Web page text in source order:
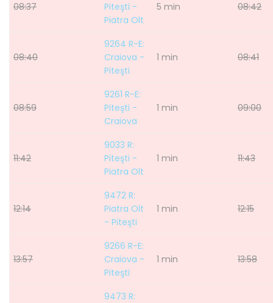
08:37
Piteşti -
Piatra Olt
5 min 08:42
08:40
9264 R-E:
Craiova -
Piteşti
1 min 08:41
08:59
9261 R-E:
Piteşti -
Craiova
1 min 09:00
11:42
9033 R:
Piteşti -
Piatra Olt
1 min 11:43
12:14
9472 R:
Piatra Olt
- Piteşti
1 min 12:15
13:57
9266 R-E:
Craiova -
Piteşti
1 min 13:58
9473 R: